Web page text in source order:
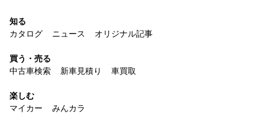
知る
カタログ
ニュース オリジナル記事
買う・売る
中古車検索
新車見積り 車買取
楽しむ
マイカー
みんカラ